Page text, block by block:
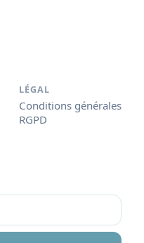
LÉGAL
Conditions générales
RGPD